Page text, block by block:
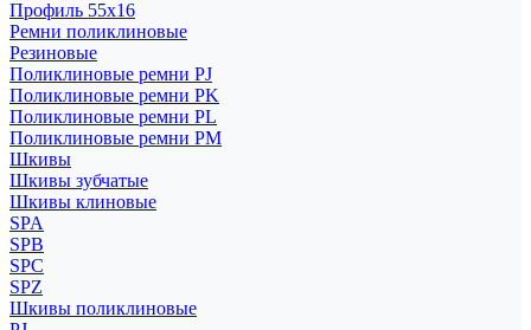
Профиль 55x16
Ремни поликлиновые
Резиновые
Поликлиновые ремни PJ
Поликлиновые ремни PK
Поликлиновые ремни PL
Поликлиновые ремни PM
Шкивы
Шкивы зубчатые
Шкивы клиновые
SPA
SPB
SPC
SPZ
Шкивы поликлиновые